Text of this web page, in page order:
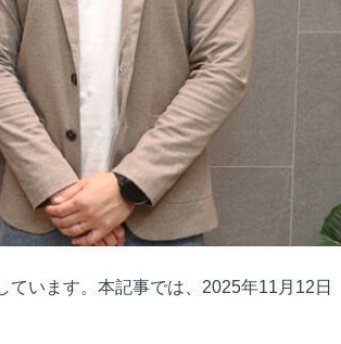
います。本記事では、2025年11月12日